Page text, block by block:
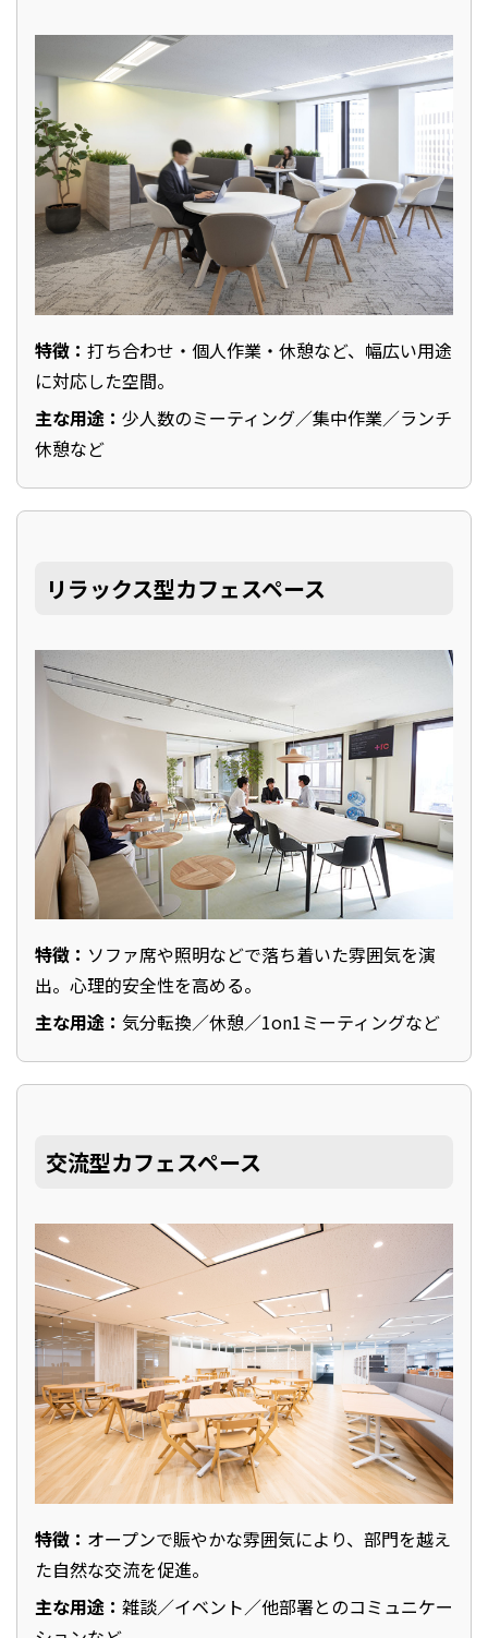
特徴： 打ち合わせ・個人作業・休憩など、幅広い用途
に対応した空間。
主な用途： 少人数のミーティング／集中作業／ランチ
休憩など
リラックス型カフェスペース
特徴： ソファ席や照明などで落ち着いた雰囲気を演
出。心理的安全性を高める。
主な用途： 気分転換／休憩／1on1ミーティングなど
交流型カフェスペース
特徴： オープンで賑やかな雰囲気により、部門を越え
た自然な交流を促進。
主な用途： 雑談／イベント／他部署とのコミュニケー